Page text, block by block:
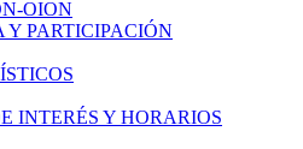
OION
PARTICIPACIÓN
INTERÉS Y HORARIOS